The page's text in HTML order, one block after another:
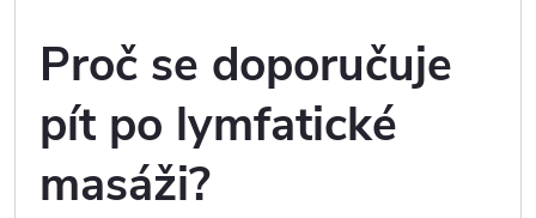
Proč se doporučuje
pít po lymfatické
masáži?